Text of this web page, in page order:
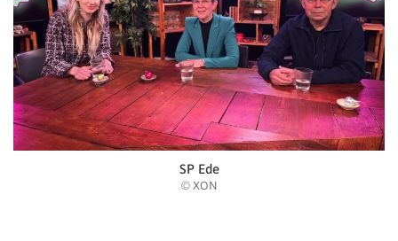
SP Ede
© XON